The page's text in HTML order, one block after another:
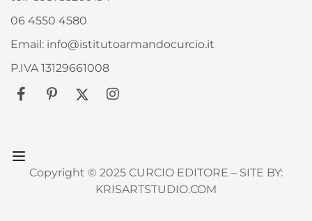
06 4550 4580
Email: info@istitutoarmandocurcio.it
P.IVA 13129661008
Copyright © 2025 CURCIO EDITORE – SITE BY:
KRISARTSTUDIO.COM